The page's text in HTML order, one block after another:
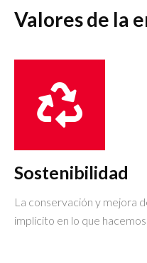
Valores de la
Sostenibilidad
La conservación y mejora
implícito en lo que